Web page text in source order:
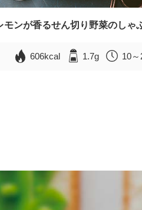
モンが香るせん切り野菜のしゃ
606kcal 1.7g 10